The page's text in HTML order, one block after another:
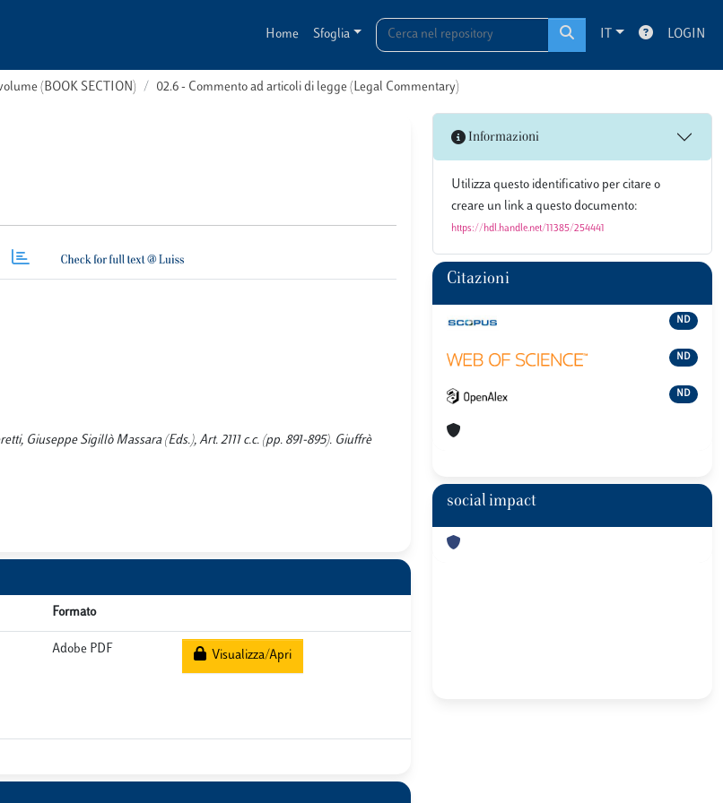
Home Sfoglia IT LOGIN
(BOOK SECTION) 02.6 - Commento ad articoli di legge (Legal Commentary)
Giuseppe Sigillò Massara (Eds.), Art. 2111 c.c. (pp. 891-895). Giuffrè
Formato
Adobe PDF Visualizza/Apri
Informazioni
Utilizza questo identificativo per citare o
creare un link a questo documento:
https://hdl.handle.net/11385/254441
Citazioni
ND
ND
ND
social impact